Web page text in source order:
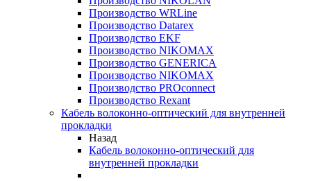
Производство WRLine
Производство Datarex
Производство EKF
Производство NIKOMAX
Производство GENERICA
Производство NIKOMAX
Производство PROconnect
Производство Rexant
Кабель волоконно-оптический для внутренней
прокладки
Назад
Кабель волоконно-оптический для
внутренней прокладки